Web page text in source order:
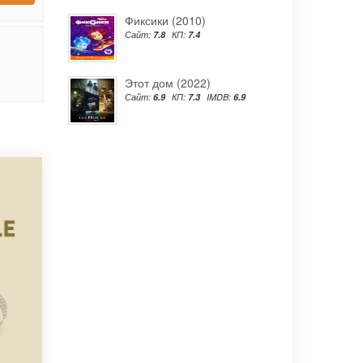
Фиксики (2010)
Сайт: 7.8 КП: 7.4
Этот дом (2022)
Сайт: 6.9 КП: 7.3 IMDB: 6.9